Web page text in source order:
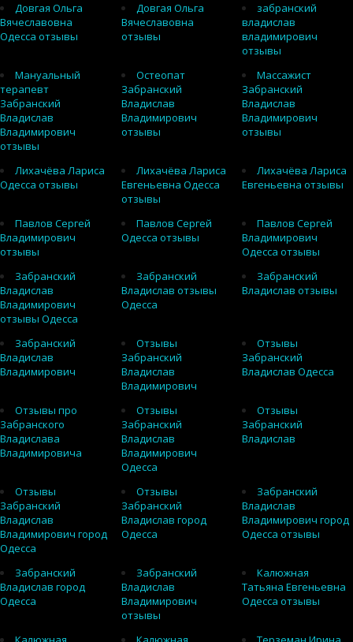
Довгая Ольга
Вячеславовна
Одесса отзывы
Довгая Ольга
Вячеславовна
отзывы
забранский
владислав
владимирович
отзывы
Мануальный
терапевт
Забранский
Владислав
Владимирович
отзывы
Остеопат
Забранский
Владислав
Владимирович
отзывы
Массажист
Забранский
Владислав
Владимирович
отзывы
Лихачёва Лариса
Одесса отзывы
Лихачёва Лариса
Евгеньевна Одесса
отзывы
Лихачёва Лариса
Евгеньевна отзывы
Павлов Сергей
Владимирович
отзывы
Павлов Сергей
Одесса отзывы
Павлов Сергей
Владимирович
Одесса отзывы
Забранский
Владислав
Владимирович
отзывы Одесса
Забранский
Владислав отзывы
Одесса
Забранский
Владислав отзывы
Забранский
Владислав
Владимирович
Отзывы
Забранский
Владислав
Владимирович
Отзывы
Забранский
Владислав Одесса
Отзывы про
Забранского
Владислава
Владимировича
Отзывы
Забранский
Владислав
Владимирович
Одесса
Отзывы
Забранский
Владислав
Отзывы
Забранский
Владислав
Владимирович город
Одесса
Отзывы
Забранский
Владислав город
Одесса
Забранский
Владислав
Владимирович город
Одесса отзывы
Забранский
Владислав город
Одесса
Забранский
Владислав
Владимирович
отзывы
Калюжная
Татьяна Евгеньевна
Одесса отзывы